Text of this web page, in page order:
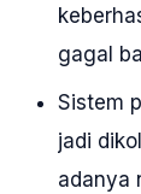
gagal
Sistem
jadi
adanya